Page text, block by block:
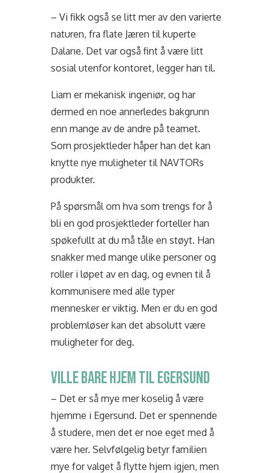
– Vi fikk også se litt mer av den varierte
naturen, fra flate Jæren til kuperte
Dalane. Det var også fint å være litt
sosial utenfor kontoret, legger han til.
Liam er mekanisk ingeniør, og har
dermed en noe annerledes bakgrunn
enn mange av de andre på teamet.
Som prosjektleder håper han det kan
knytte nye muligheter til NAVTORs
produkter.
På spørsmål om hva som trengs for å
bli en god prosjektleder forteller han
spøkefullt at du må tåle en støyt. Han
snakker med mange ulike personer og
roller i løpet av en dag, og evnen til å
kommunisere med alle typer
mennesker er viktig. Men er du en god
problemløser kan det absolutt være
muligheter for deg.
VILLE BARE HJEM TIL EGERSUND
– Det er så mye mer koselig å være
hjemme i Egersund. Det er spennende
å studere, men det er noe eget med å
være her. Selvfølgelig betyr familien
mye for valget å flytte hjem igjen, men